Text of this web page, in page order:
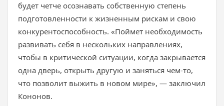
будет четче осознавать собственную степень
подготовленности к жизненным рискам и свою
конкурентоспособность. «Поймет необходимость
развивать себя в нескольких направлениях,
чтобы в критической ситуации, когда закрывается
одна дверь, открыть другую и заняться чем-то,
что позволит выжить в новом мире», — заключил
Кононов.